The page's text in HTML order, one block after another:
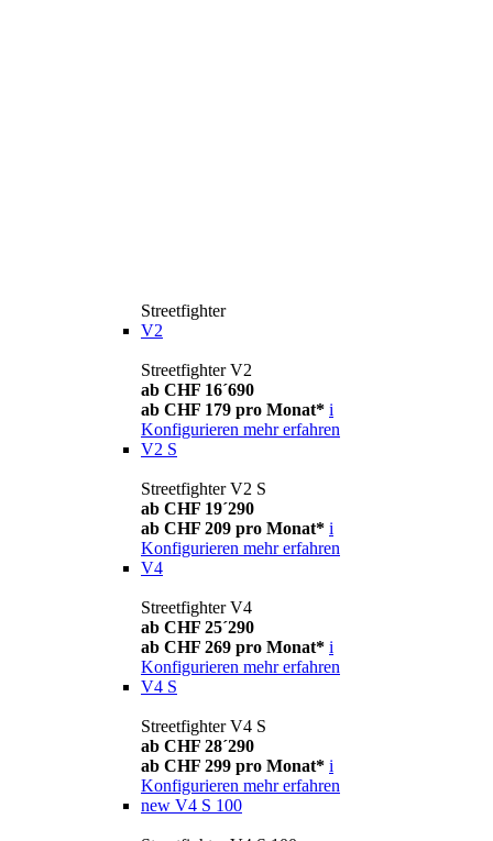
Streetfighter
V2
Streetfighter V2
ab CHF 16´690
ab CHF 179 pro Monat* i
Konfigurieren mehr erfahren
V2 S
Streetfighter V2 S
ab CHF 19´290
ab CHF 209 pro Monat* i
Konfigurieren mehr erfahren
V4
Streetfighter V4
ab CHF 25´290
ab CHF 269 pro Monat* i
Konfigurieren mehr erfahren
V4 S
Streetfighter V4 S
ab CHF 28´290
ab CHF 299 pro Monat* i
Konfigurieren mehr erfahren
new V4 S 100